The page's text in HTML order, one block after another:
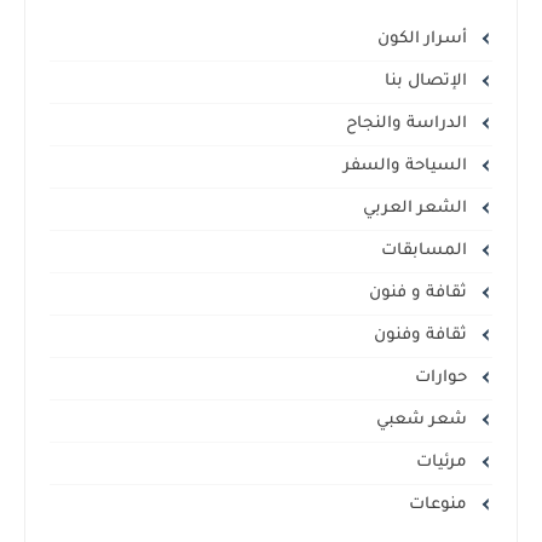
أسرار الكون
الإتصال بنا
الدراسة والنجاح
السياحة والسفر
الشعر العربي
المسابقات
ثقافة و فنون
ثقافة وفنون
حوارات
شعر شعبي
مرئيات
منوعات